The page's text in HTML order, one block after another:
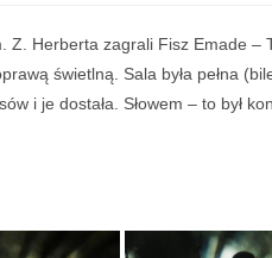
Herberta zagrali Fisz Emade –
świetlną. Sala była pełna
i je dostała. Słowem – to był